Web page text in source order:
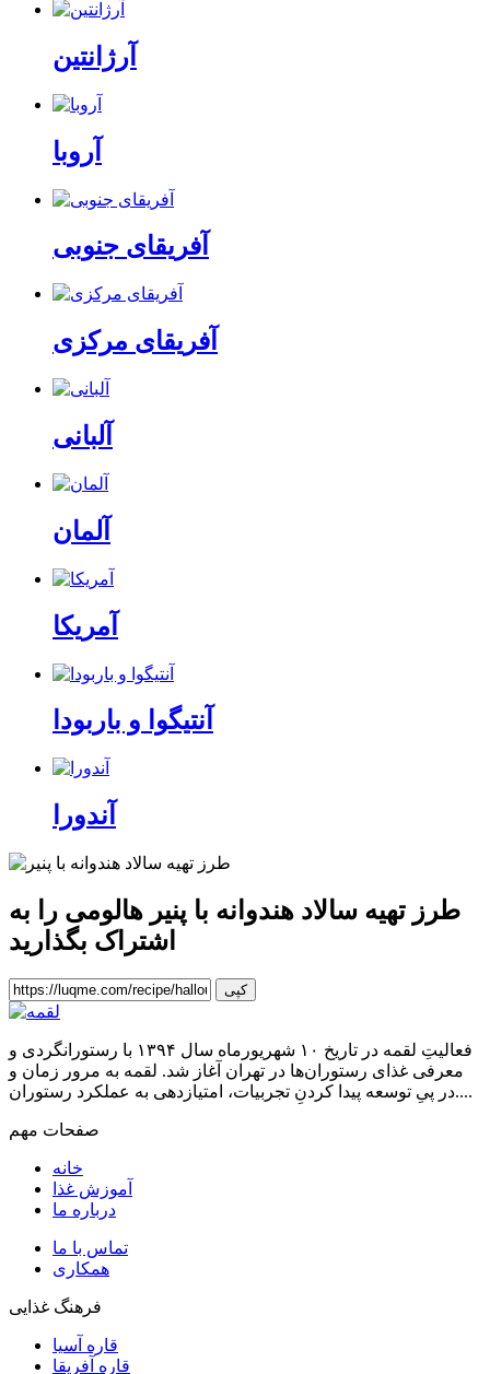
آرژانتین
آروبا
آفریقای جنوبی
آفریقای مرکزی
آلبانی
آلمان
آمریکا
آنتیگوا و باربودا
آندورا
طرز تهیه سالاد هندوانه با پنیر هالومی را به
اشتراک بگذارید
کپی
فعالیتِ لقمه در تاریخ ۱۰ شهریورماه سال ۱۳۹۴ با رستورانگردی و
معرفی غذای رستوران‌ها در تهران آغاز شد. لقمه به مرور زمان و
در پیِ توسعه پیدا کردنِ تجربیات، امتیازدهی به عملکرد رستوران....
صفحات مهم
خانه
آموزش غذا
درباره ما
تماس با ما
همکاری
فرهنگ غذایی
قاره آسیا
قاره آفریقا